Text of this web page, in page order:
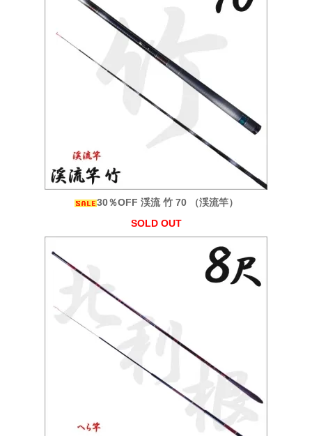
30％OFF 渓流 竹 70 （渓流竿）
SOLD OUT